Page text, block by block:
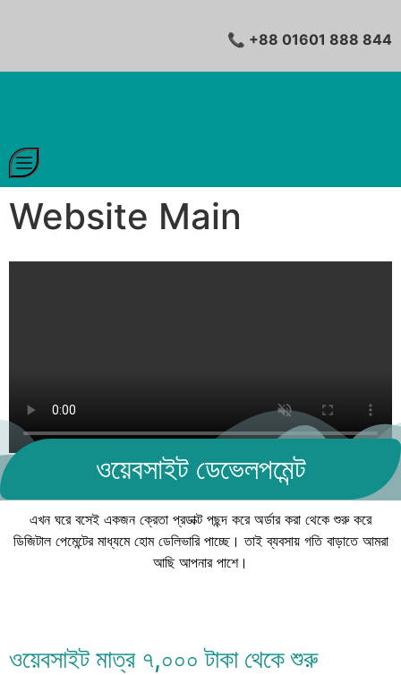
📞 +88 01601 888 844
Website Main
ওয়েবসাইট ডেভেলপমেন্ট
এখন ঘরে বসেই একজন ক্রেতা প্রডাক্ট পছন্দ করে অর্ডার করা থেকে শুরু করে
ডিজিটাল পেমেন্টের মাধ্যমে হোম ডেলিভারি পাচ্ছে। তাই ব্যবসায় গতি বাড়াতে আমরা
আছি আপনার পাশে।
ওয়েবসাইট মাত্র ৭,০০০ টাকা থেকে শুরু